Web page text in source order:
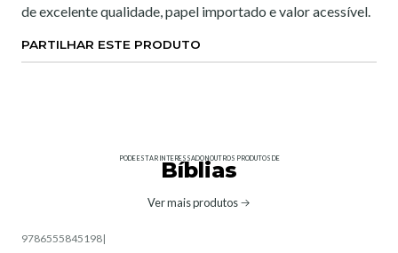
de excelente qualidade, papel importado e valor acessível.
PARTILHAR ESTE PRODUTO
PODE ESTAR INTERESSADO NOUTROS PRODUTOS DE
Bíblias
Ver mais produtos
9786555845198|